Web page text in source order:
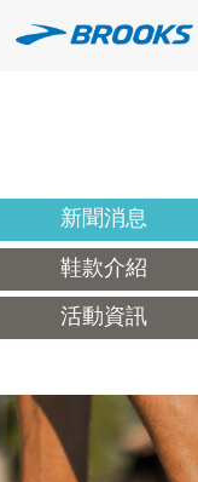
新聞消息
鞋款介紹
活動資訊